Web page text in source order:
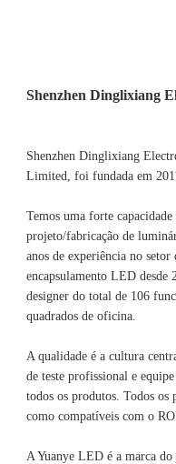
Shenzhen Dinglixiang
Limited, foi fundada em
Temos uma forte
projeto/fabricação de
anos de experiência no
encapsulamento LED desde
designer do total de 106
A qualidade é a cultura
de teste profissional e
todos os produtos. Todos
A Yuanye LED é a marca